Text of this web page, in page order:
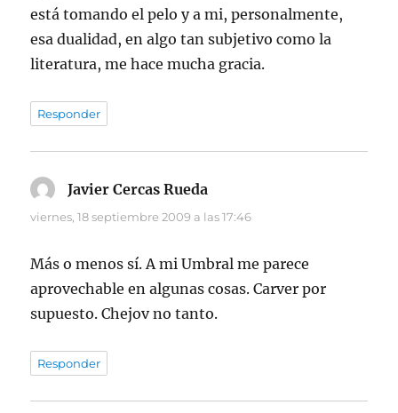
está tomando el pelo y a mi, personalmente,
esa dualidad, en algo tan subjetivo como la
literatura, me hace mucha gracia.
Responder
Javier Cercas Rueda
viernes, 18 septiembre 2009 a las 17:46
Más o menos sí. A mi Umbral me parece
aprovechable en algunas cosas. Carver por
supuesto. Chejov no tanto.
Responder